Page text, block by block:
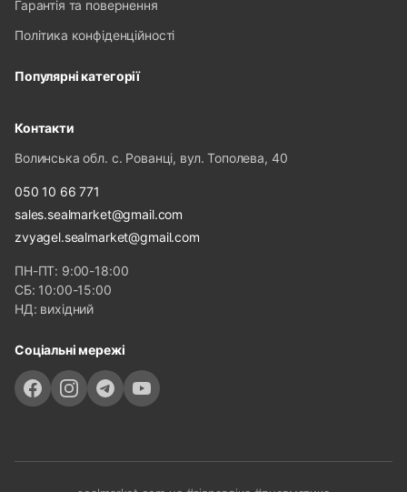
Гарантія та повернення
Політика конфіденційності
Популярні категорії
Контакти
Волинська обл. с. Рованці, вул. Тополева, 40
050 10 66 771
sales.sealmarket@gmail.com
zvyagel.sealmarket@gmail.com
ПН-ПТ: 9:00-18:00
СБ: 10:00-15:00
НД: вихідний
Соціальні мережі